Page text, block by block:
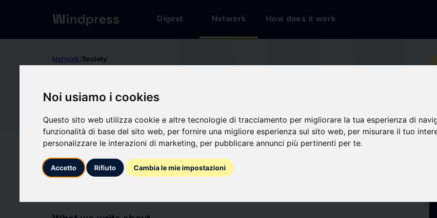
Noi usiamo i cookies
Questo sito web utilizza cookie e altre tecnologie di tracciamento per migliorare la tua esperienza di
funzionalità di base del sito web, per fornire una migliore esperienza sul sito web, per misurare il tuo
personalizzare le interazioni di marketing, per pubblicare annunci più pertinenti per te.
Accetto Rifiuto Cambia le mie impostazioni
Digest Network How does it work
Network/Society
CA
Society
CAMERA DI COMMERCIO
DI PRATO
favorite Follow updates